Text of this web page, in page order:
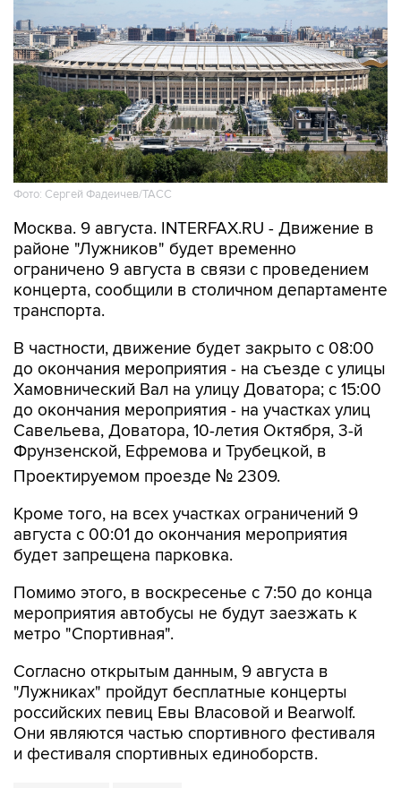
Фото: Сергей Фадеичев/ТАСС
Москва. 9 августа. INTERFAX.RU - Движение в
районе "Лужников" будет временно
ограничено 9 августа в связи с проведением
концерта, сообщили в столичном департаменте
транспорта.
В частности, движение будет закрыто с 08:00
до окончания мероприятия - на съезде с улицы
Хамовнический Вал на улицу Доватора; с 15:00
до окончания мероприятия - на участках улиц
Савельева, Доватора, 10-летия Октября, 3-й
Фрунзенской, Ефремова и Трубецкой, в
Проектируемом проезде № 2309.
Кроме того, на всех участках ограничений 9
августа с 00:01 до окончания мероприятия
будет запрещена парковка.
Помимо этого, в воскресенье с 7:50 до конца
мероприятия автобусы не будут заезжать к
метро "Спортивная".
Согласно открытым данным, 9 августа в
"Лужниках" пройдут бесплатные концерты
российских певиц Евы Власовой и Bearwolf.
Они являются частью спортивного фестиваля
и фестиваля спортивных единоборств.